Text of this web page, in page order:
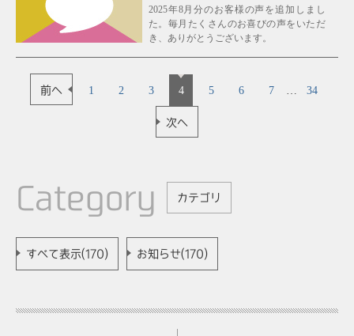
しました！
2025年8月分のお客様の声を追加しまし
た。毎月たくさんのお喜びの声をいただ
き、ありがとうございます。
前へ 1 2 3 4 5 6 7 … 34
次へ
Category カテゴリ
すべて表示(170) お知らせ(170)